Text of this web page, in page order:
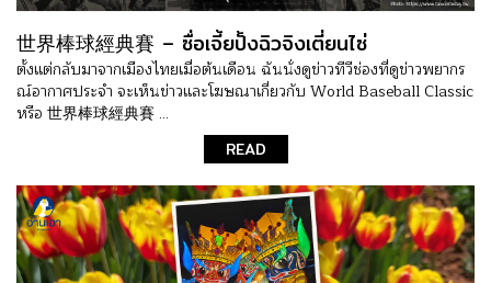
世界棒球經典賽 – ซื่อเจี้ยปั้งฉิวจิงเตี่ยนไซ่
ตั้งแต่กลับมาจากเมืองไทยเมื่อต้นเดือน ฉันนั่งดูข่าวทีวีช่องที่ดูข่าวพยากร
ณ์อากาศประจำ จะเห็นข่าวและโฆษณาเกี่ยวกับ World Baseball Classic
หรือ 世界棒球經典賽 ...
READ